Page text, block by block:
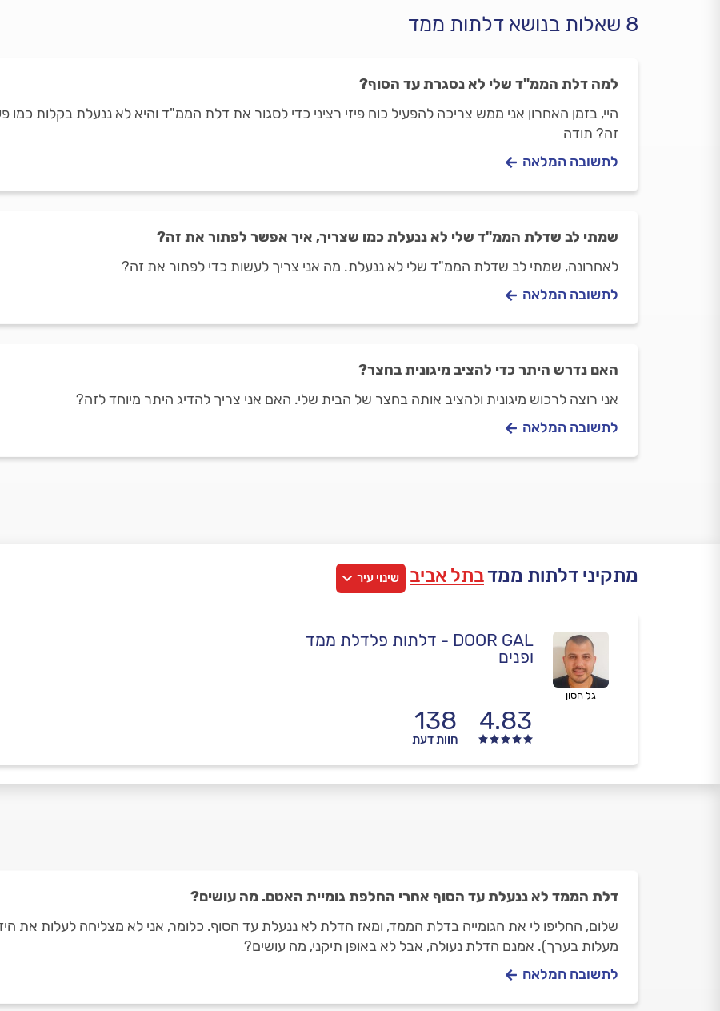
8 שאלות בנושא דלתות ממד
למה דלת הממ"ד שלי לא נסגרת עד הסוף?
היי, בזמן האחרון אני ממש צריכה להפעיל כוח פיזי רציני כדי לסגור את דלת הממ"ד והיא לא ננעלת בקלות
זה? תודה
לתשובה המלאה
שמתי לב שדלת הממ"ד שלי לא ננעלת כמו שצריך, איך אפשר לפתור את זה?
לאחרונה, שמתי לב שדלת הממ"ד שלי לא ננעלת. מה אני צריך לעשות כדי לפתור את זה?
לתשובה המלאה
האם נדרש היתר כדי להציב מיגונית בחצר?
אני רוצה לרכוש מיגונית ולהציב אותה בחצר של הבית שלי. האם אני צריך להדיג היתר מיוחד לזה?
לתשובה המלאה
מתקיני דלתות ממדבתל אביב שינוי עיר
DOOR GAL - דלתות פלדלת ממד
ופנים
4.83
138
חוות דעת
גל חסון
דלת הממד לא ננעלת עד הסוף אחרי החלפת גומיית האטם. מה עושים?
מעלות בערך). אמנם הדלת נעולה, אבל לא באופן תיקני, מה עושים?
לתשובה המלאה